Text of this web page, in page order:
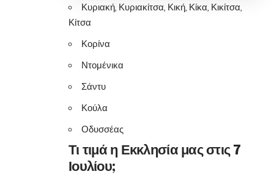
Κυριακή, Κυριακίτσα, Κική, Κίκα, Κικίτσα,
Κίτσα
Κορίνα
Ντομένικα
Σάντυ
Κούλα
Οδυσσέας
Τι τιμά η Εκκλησία μας στις 7
Ιουλίου;